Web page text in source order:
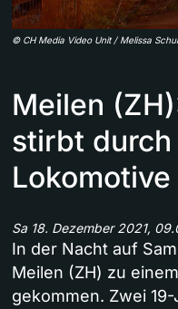
© CH Media Video Unit / Melissa
Meilen
stirbt
Lokomotive
Sa 18. Dezember 2021,
In der Nacht auf
Meilen (ZH) zu
gekommen. Zwei